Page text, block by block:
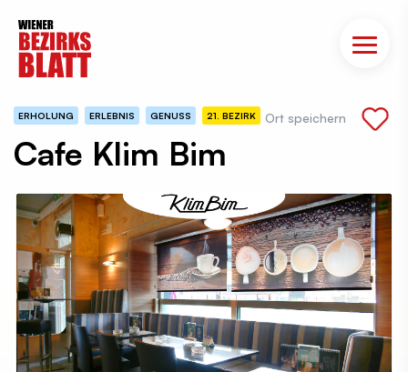
Ort speichern
ERHOLUNG ERLEBNIS GENUSS 21. BEZIRK
Cafe Klim Bim